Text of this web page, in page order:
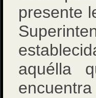
presente
aquélla